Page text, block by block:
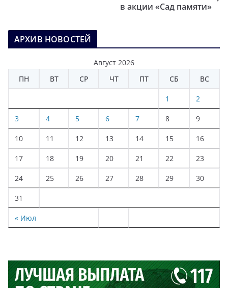
в акции «Сад памяти»
АРХИВ НОВОСТЕЙ
Август 2026
ПН
ВТ СР ЧТ ПТ СБ ВС
« Июл
1 2
3 4 5 6 7 8 9
10 11 12 13 14 15 16
17 18 19 20 21 22 23
24 25 26 27 28 29 30
31